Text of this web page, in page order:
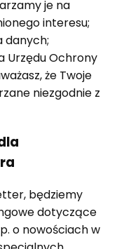
je na
interesu;
danych;
Urzędu Ochrony
że Twoje
niezgodnie z
będziemy
dotyczące
o nowościach w